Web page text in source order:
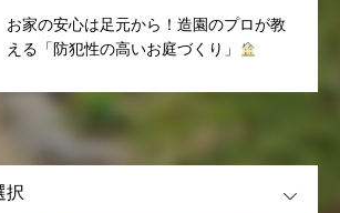
お家の安心は足元から！造園のプロが教
える「防犯性の高いお庭づくり」